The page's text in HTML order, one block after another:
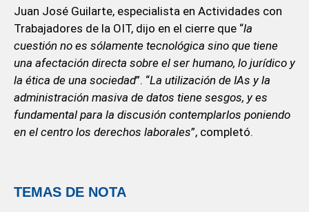
Juan José Guilarte, especialista en Actividades con
Trabajadores de la OIT, dijo en el cierre que “la
cuestión no es sólamente tecnológica sino que tiene
una afectación directa sobre el ser humano, lo jurídico y
la ética de una sociedad”. “La utilización de IAs y la
administración masiva de datos tiene sesgos, y es
fundamental para la discusión contemplarlos poniendo
en el centro los derechos laborales”, completó.
TEMAS DE NOTA